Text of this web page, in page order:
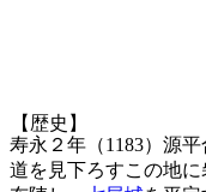
【歴史】
寿永２年（1183）源
道を見下ろすこの地